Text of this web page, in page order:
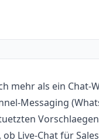
mehr als ein
Messaging
Live-Chat für